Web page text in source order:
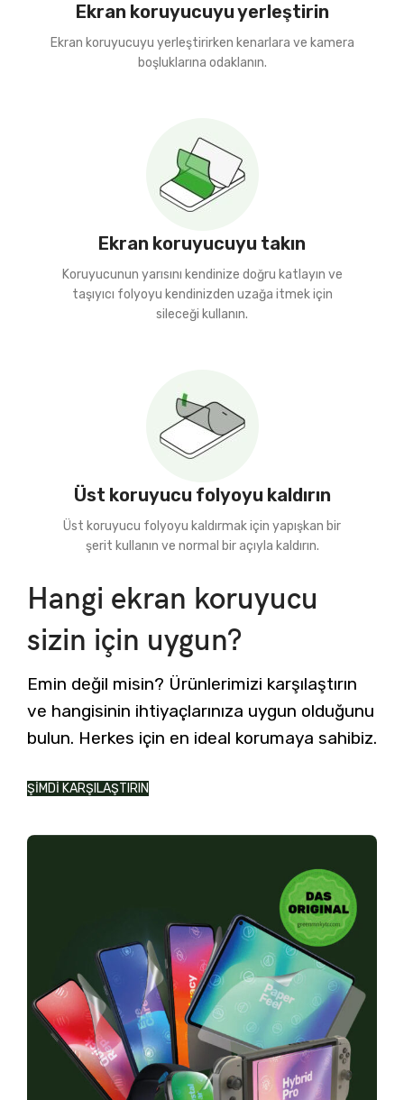
Ekran koruyucuyu yerleştirin
Ekran koruyucuyu yerleştirirken kenarlara ve kamera
boşluklarına odaklanın.
Ekran koruyucuyu takın
Koruyucunun yarısını kendinize doğru katlayın ve
taşıyıcı folyoyu kendinizden uzağa itmek için
sileceği kullanın.
Üst koruyucu folyoyu kaldırın
Üst koruyucu folyoyu kaldırmak için yapışkan bir
şerit kullanın ve normal bir açıyla kaldırın.
Hangi ekran koruyucu
sizin için uygun?
Emin değil misin? Ürünlerimizi karşılaştırın
ve hangisinin ihtiyaçlarınıza uygun olduğunu
bulun. Herkes için en ideal korumaya sahibiz.
ŞİMDİ KARŞILAŞTIRIN